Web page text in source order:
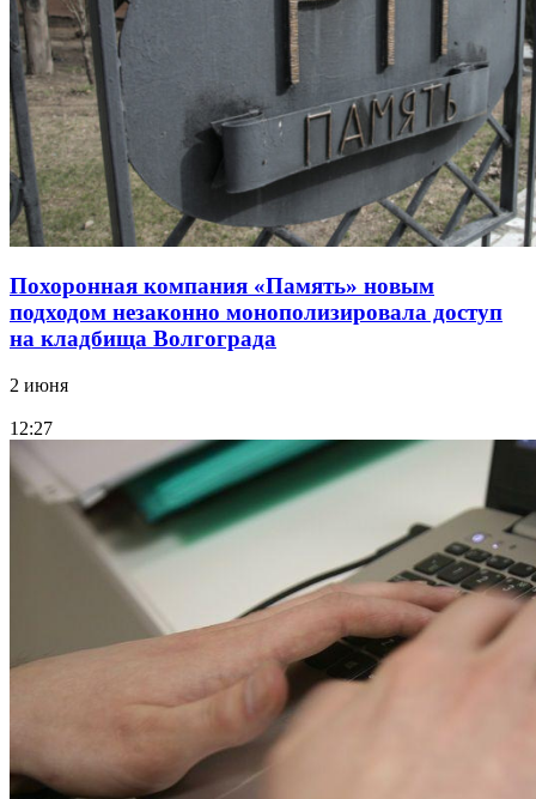
Похоронная компания «Память» новым
подходом незаконно монополизировала доступ
на кладбища Волгограда
2 июня
12:27